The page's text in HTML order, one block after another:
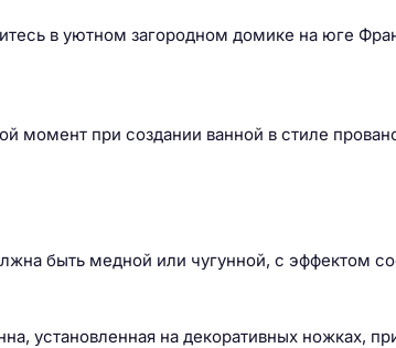
в уютном загородном домике на юге
при создании ванной в стиле
быть медной или чугунной, с эффектом
установленная на декоративных ножках,